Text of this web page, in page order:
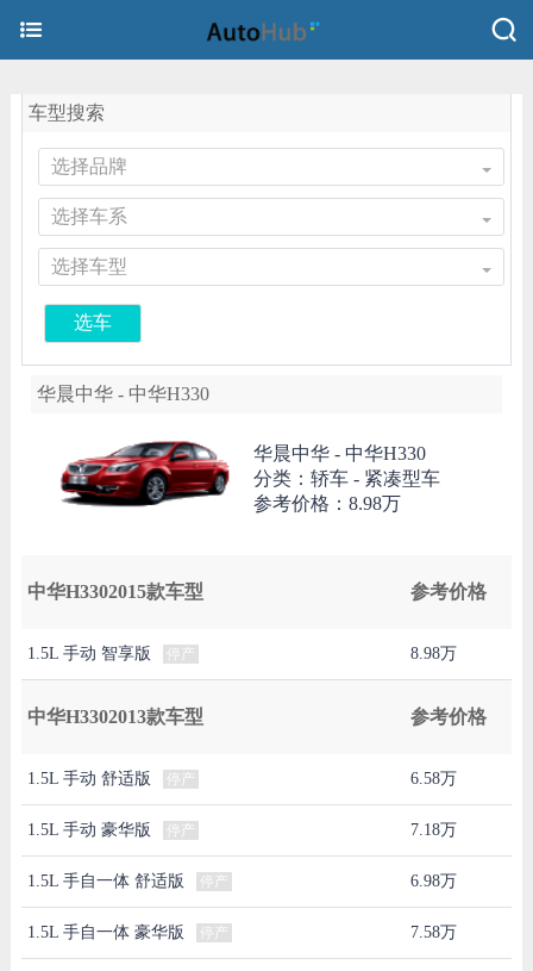
车型搜索
选择品牌
选择车系
选择车型
选车
华晨中华 - 中华H330
华晨中华 - 中华H330
分类：轿车 - 紧凑型车
参考价格： 8.98万
中华H3302015款车型 参考价格
1.5L 手动 智享版 停产 8.98万
中华H3302013款车型 参考价格
1.5L 手动 舒适版 停产 6.58万
1.5L 手动 豪华版 停产 7.18万
1.5L 手自一体 舒适版 停产 6.98万
1.5L 手自一体 豪华版 停产 7.58万